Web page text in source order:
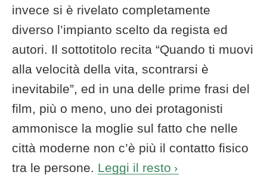
invece si è rivelato completamente
diverso l’impianto scelto da regista ed
autori. Il sottotitolo recita “Quando ti muovi
alla velocità della vita, scontrarsi è
inevitabile”, ed in una delle prime frasi del
film, più o meno, uno dei protagonisti
ammonisce la moglie sul fatto che nelle
città moderne non c’è più il contatto fisico
tra le persone. Leggi il resto